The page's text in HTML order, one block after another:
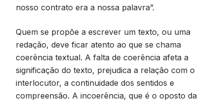
nosso contrato era a nossa palavra”.
Quem se propõe a escrever um texto, ou uma
redação, deve ficar atento ao que se chama
coerência textual. A falta de coerência afeta a
significação do texto, prejudica a relação com o
interlocutor, a continuidade dos sentidos e
compreensão. A incoerência, que é o oposto da